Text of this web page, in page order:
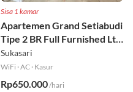
Sisa 1 kamar
Apartemen Grand Setiabudi
Tipe 2 BR Full Furnished Lt
19
Sukasari
WiFi ·AC · Kasur
Rp650.000/hari